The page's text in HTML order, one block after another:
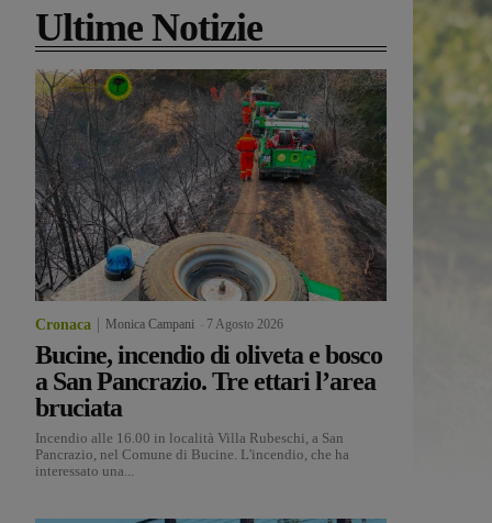
Ultime Notizie
Cronaca Monica Campani 7 Agosto 2026
Bucine, incendio di oliveta e bosco
a San Pancrazio. Tre ettari l’area
bruciata
Incendio alle 16.00 in località Villa Rubeschi, a San
Pancrazio, nel Comune di Bucine. L'incendio, che ha
interessato una...